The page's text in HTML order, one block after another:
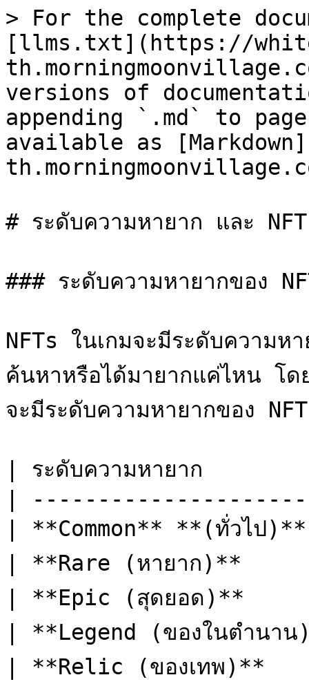
> For the complete
[llms.txt](https://
versions of
appending `.md` to
available as
# ระดับความหายาก และ
### ระดับความหายากของ
NFTs ในเกมจะมีระดับความ
ค้นหาหรือได้มายากแค่ไหน
จะมีระดับความหายากของ
| ระดับความหายาก
|
| **Common** **(ทั่วไ
| **Rare (หายาก)**
| **Epic (สุดยอด)**
| **Legend (ของในตำ
| **Relic (ของเทพ